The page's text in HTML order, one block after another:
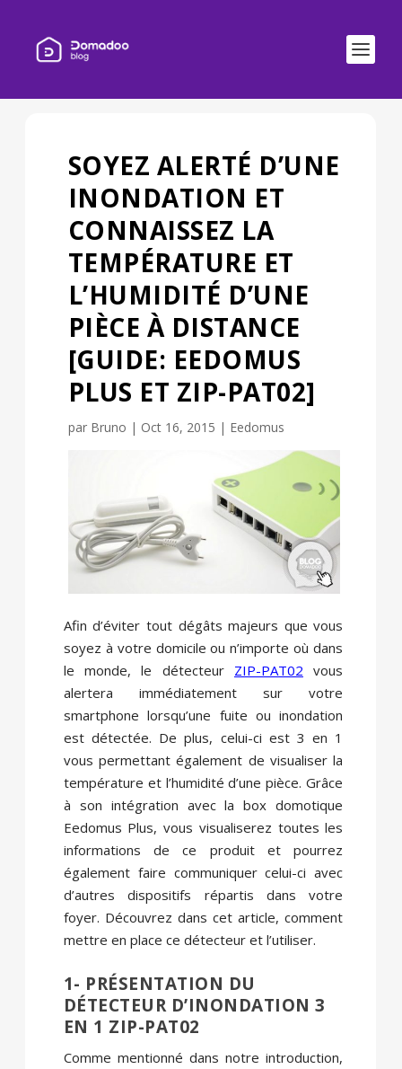
SOYEZ ALERTÉ D’UNE
INONDATION ET
CONNAISSEZ LA
TEMPÉRATURE ET
L’HUMIDITÉ D’UNE
PIÈCE À DISTANCE
[GUIDE: EEDOMUS
PLUS ET ZIP-PAT02]
par Bruno | Oct 16, 2015 | Eedomus
Afin d’éviter tout dégâts majeurs que vous
soyez à votre domicile ou n’importe où dans
le monde, le détecteur ZIP-PAT02 vous
alertera immédiatement sur votre
smartphone lorsqu’une fuite ou inondation
est détectée. De plus, celui-ci est 3 en 1
vous permettant également de visualiser la
température et l’humidité d’une pièce. Grâce
à son intégration avec la box domotique
Eedomus Plus, vous visualiserez toutes les
informations de ce produit et pourrez
également faire communiquer celui-ci avec
d’autres dispositifs répartis dans votre
foyer. Découvrez dans cet article, comment
mettre en place ce détecteur et l’utiliser.
1- PRÉSENTATION DU
DÉTECTEUR D’INONDATION 3
EN 1 ZIP-PAT02
Comme mentionné dans notre introduction,